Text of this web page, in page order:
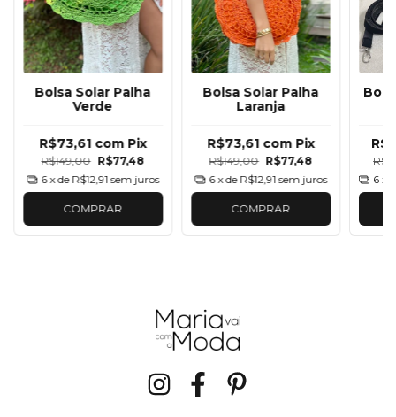
Bolsa Solar Palha
Verde
R$149,00 R$77,48
R$73,61 com Pix
6 x de R$12,91 sem juros
COMPRAR
Bolsa Solar Palha
Laranja
R$149,00 R$77,48
R$73,61 com Pix
6 x de R$12,91 sem juros
COMPRAR
6 x